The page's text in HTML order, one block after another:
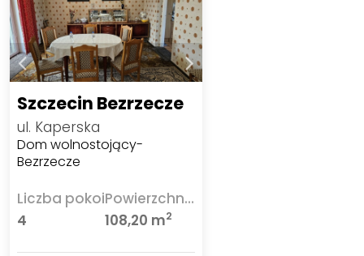
Szczecin Bezrzecze
ul. Kaperska
Dom wolnostojący-
Bezrzecze
Liczba pokoi
4
Powierzchnia
108,20 m2